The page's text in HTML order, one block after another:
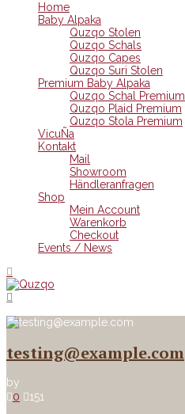
Home
Baby Alpaka
Quzqo Stolen
Quzqo Schals
Quzqo Capes
Quzqo Suri Stolen
Premium Baby Alpaka
Quzqo Schal Premium
Quzqo Plaid Premium
Quzqo Stola Premium
VicuÑa
Kontakt
Mail
Showroom
Händleranfragen
Shop
Mein Account
Warenkorb
Checkout
Events / News
testing@example.com
by
0
151